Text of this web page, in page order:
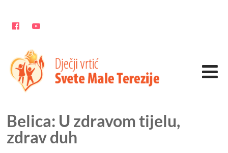
Belica: U zdravom tijelu,
zdrav duh